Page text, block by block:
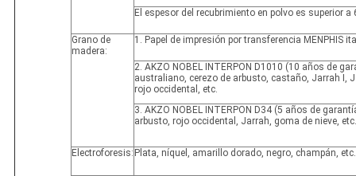
El espesor del recubrimiento en polvo es superior a
Grano de
madera:
1. Papel de impresión por transferencia MENPHIS
2. AKZO NOBEL INTERPON D1010 (10 años de
australiano, cerezo de arbusto, castaño, Jarrah I,
rojo occidental, etc.
3. AKZO NOBEL INTERPON D34 (5 años de
arbusto, rojo occidental, Jarrah, goma de nieve, etc.
Electroforesis: Plata, níquel, amarillo dorado, negro, champán, etc.